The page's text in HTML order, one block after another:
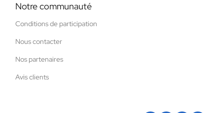
Notre communauté
Conditions de participation
Nous contacter
Nos partenaires
Avis clients